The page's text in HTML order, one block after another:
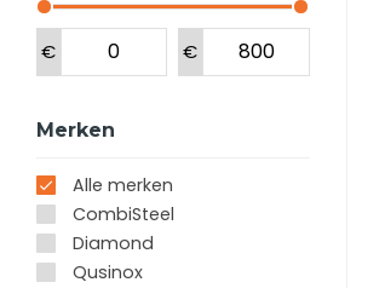
€ €
Merken
Alle merken
CombiSteel
Diamond
Qusinox